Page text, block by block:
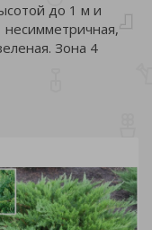
до 1 м и
Зона 4